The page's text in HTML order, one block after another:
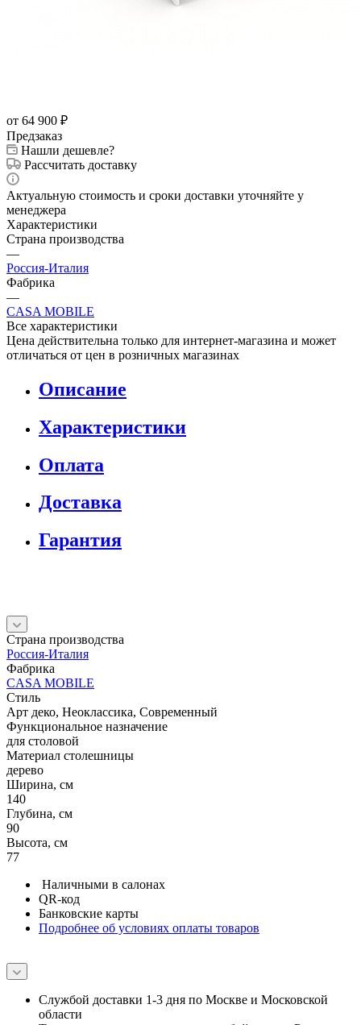
от 64 900 ₽
Предзаказ
Нашли дешевле?
Рассчитать доставку
Актуальную стоимость и сроки доставки уточняйте у
менеджера
Характеристики
Страна производства
—
Россия-Италия
Фабрика
—
CASA MOBILE
Все характеристики
Цена действительна только для интернет-магазина и может
отличаться от цен в розничных магазинах
Описание
Характеристики
Оплата
Доставка
Гарантия
Страна производства
Россия-Италия
Фабрика
CASA MOBILE
Стиль
Арт деко, Неоклассика, Современный
Функциональное назначение
для столовой
Материал столешницы
дерево
Ширина, см
140
Глубина, см
90
Высота, см
77
Наличными в салонах
QR-код
Банковские карты
Подробнее об условиях оплаты товаров
Службой доставки 1-3 дня по Москве и Московской
области